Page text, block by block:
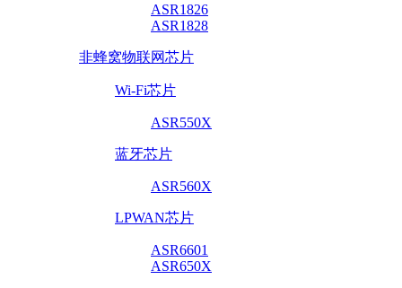
ASR1826
ASR1828
非蜂窝物联网芯片
Wi-Fi芯片
ASR550X
蓝牙芯片
ASR560X
LPWAN芯片
ASR6601
ASR650X